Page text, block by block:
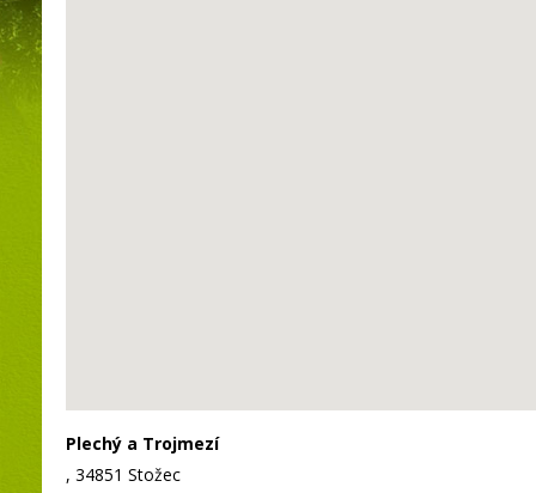
Plechý a Trojmezí
, 34851 Stožec